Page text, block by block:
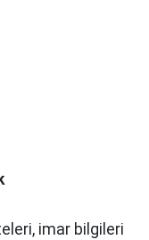
imar bilgileri